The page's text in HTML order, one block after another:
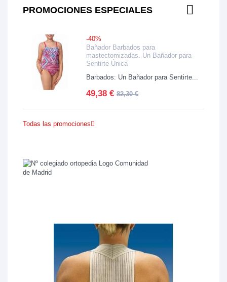
PROMOCIONES ESPECIALES
-40%
Bañador Barbados para
mastectomizadas. Un Bañador para
Sentirte Única
Barbados: Un Bañador para Sentirte...
49,38 € 82,30 €
Todas las promociones